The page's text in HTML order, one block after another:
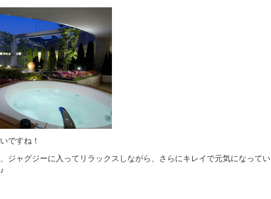
ですね！
ジャグジーに入ってリラックスしながら、さらにキレイで元気になってい